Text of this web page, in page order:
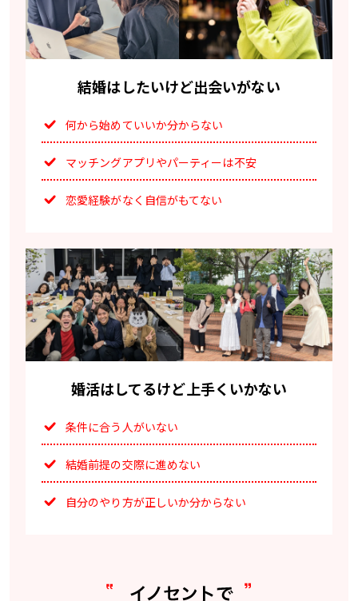
結婚はしたいけど出会いがない
何から始めていいか分からない
マッチングアプリやパーティーは不安
恋愛経験がなく自信がもてない
婚活はしてるけど上手くいかない
条件に合う人がいない
結婚前提の交際に進めない
自分のやり方が正しいか分からない